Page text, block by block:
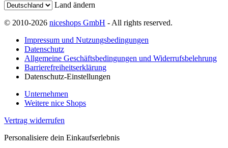
Land ändern
© 2010-2026 niceshops GmbH - All rights reserved.
Impressum und Nutzungsbedingungen
Datenschutz
Allgemeine Geschäftsbedingungen und Widerrufsbelehrung
Barrierefreiheitserklärung
Datenschutz-Einstellungen
Unternehmen
Weitere nice Shops
Vertrag widerrufen
Personalisiere dein Einkaufserlebnis